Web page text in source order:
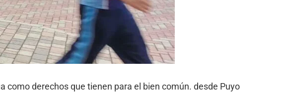
como derechos que tienen para el bien común. desde Puyo